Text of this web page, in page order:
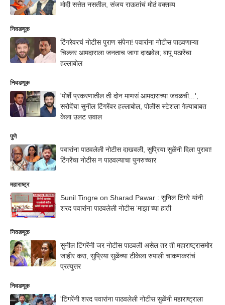
मोदी सत्तेत नसतील, संजय राऊतांचं मोठं वक्तव्य
निवडणूक
टिंगरेवरचं नोटीस पुराण संपेना! पवारांना नोटीस पाठवणाऱ्या
चिल्लर आमदाराला जनताच जागा दाखवेल; बापू पठारेंचा
हल्लाबोल
निवडणूक
'पोर्शे प्रकरणातील ती दोन माणसं आमदाराच्या जवळची...',
सरोदेंचा सुनील टिंगरेंवर हल्लाबोल, पोलीस स्टेशला गेल्याबाबत
केला उलट सवाल
पुणे
पवारांना पाठवलेली नोटीस दाखवली, सुप्रिया सुळेंनी दिला पुरावा!
टिंगरेंचा नोटीस न पाठवल्याचा पुनरुच्चार
महाराष्ट्र
Sunil Tingre on Sharad Pawar : सुनिल टिंगरे यांनी
शरद पवारांना पाठवलेली नोटीस 'माझा'च्या हाती
निवडणूक
सुनील टिंगरेंनी जर नोटीस पाठवली असेल तर ती महाराष्ट्रासमोर
जाहीर करा, सुप्रिया सुळेंच्या टीकेला रुपाली चाकणकरांचं
प्रत्युत्तर
निवडणूक
'टिंगरेंनी शरद पवारांना पाठवलेली नोटीस सुळेंनी महाराष्ट्राला